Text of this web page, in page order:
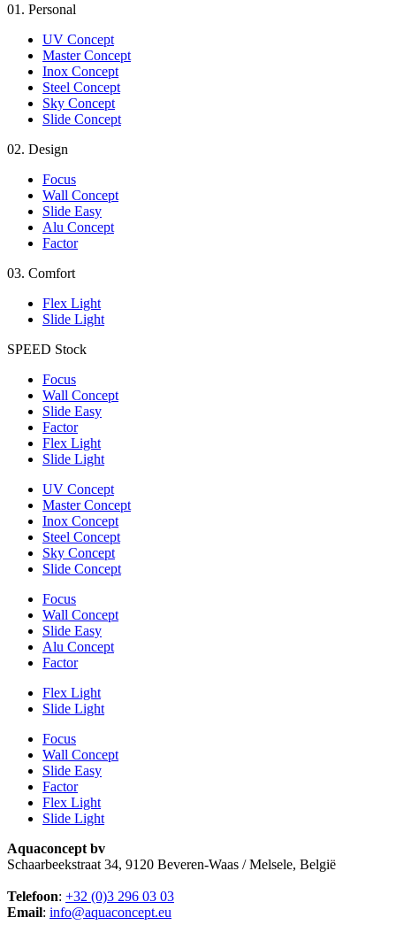
01. Personal
UV Concept
Master Concept
Inox Concept
Steel Concept
Sky Concept
Slide Concept
02. Design
Focus
Wall Concept
Slide Easy
Alu Concept
Factor
03. Comfort
Flex Light
Slide Light
SPEED Stock
Focus
Wall Concept
Slide Easy
Factor
Flex Light
Slide Light
UV Concept
Master Concept
Inox Concept
Steel Concept
Sky Concept
Slide Concept
Focus
Wall Concept
Slide Easy
Alu Concept
Factor
Flex Light
Slide Light
Focus
Wall Concept
Slide Easy
Factor
Flex Light
Slide Light
Aquaconcept bv
Schaarbeekstraat 34, 9120 Beveren-Waas / Melsele, België
Telefoon: +32 (0)3 296 03 03
Email: info@aquaconcept.eu